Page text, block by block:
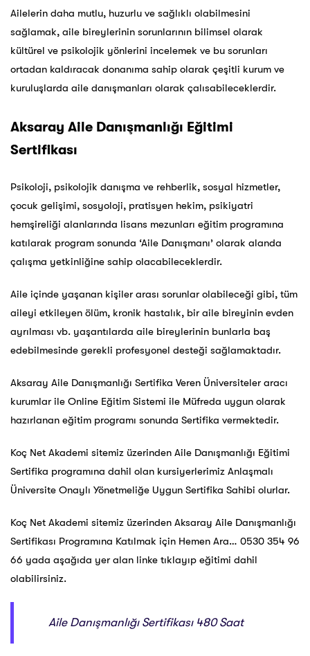
Ailelerin daha mutlu, huzurlu ve sağlıklı olabilmesini
sağlamak, aile bireylerinin sorunlarının bilimsel olarak
kültürel ve psikolojik yönlerini incelemek ve bu sorunları
ortadan kaldıracak donanıma sahip olarak çeşitli kurum ve
kuruluşlarda aile danışmanları olarak çalısabileceklerdir.
Aksaray Aile Danışmanlığı Eğitimi
Sertifikası
Psikoloji, psikolojik danışma ve rehberlik, sosyal hizmetler,
çocuk gelişimi, sosyoloji, pratisyen hekim, psikiyatri
hemşireliği alanlarında lisans mezunları eğitim programına
katılarak program sonunda ‘Aile Danışmanı’ olarak alanda
çalışma yetkinliğine sahip olacabileceklerdir.
Aile içinde yaşanan kişiler arası sorunlar olabileceği gibi, tüm
aileyi etkileyen ölüm, kronik hastalık, bir aile bireyinin evden
ayrılması vb. yaşantılarda aile bireylerinin bunlarla baş
edebilmesinde gerekli profesyonel desteği sağlamaktadır.
Aksaray Aile Danışmanlığı Sertifika Veren Üniversiteler aracı
kurumlar ile Online Eğitim Sistemi ile Müfreda uygun olarak
hazırlanan eğitim programı sonunda Sertifika vermektedir.
Koç Net Akademi sitemiz üzerinden Aile Danışmanlığı Eğitimi
Sertifika programına dahil olan kursiyerlerimiz Anlaşmalı
Üniversite Onaylı Yönetmeliğe Uygun Sertifika Sahibi olurlar.
Koç Net Akademi sitemiz üzerinden Aksaray Aile Danışmanlığı
Sertifikası Programına Katılmak için Hemen Ara… 0530 354 96
66 yada aşağıda yer alan linke tıklayıp eğitimi dahil
olabilirsiniz.
Aile Danışmanlığı Sertifikası 480 Saat